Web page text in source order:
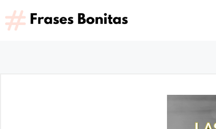
Saltar
al
contenido